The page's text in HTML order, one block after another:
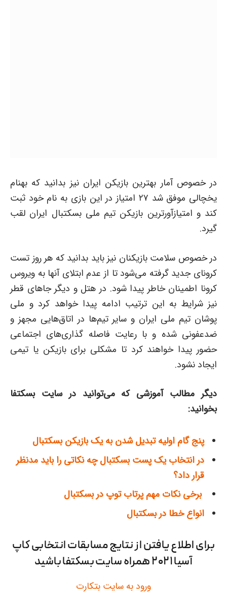
در خصوص آمار بهترین بازیکن ایران نیز بدانید که بهنام
یخچالی موفق شد ۲۷ امتیاز در این بازی به نام خود ثبت
کند و امتیازآورترین بازیکن تیم ملی بسکتبال ایران لقب
گیرد.
در خصوص سلامت بازیکنان نیز باید بدانید که هر روز تست
کرونای جدید گرفته می‌شود تا از عدم ابتلای آنها به ویروس
کرونا اطمینان خاطر پیدا شود. در هتل و دیگر جاهای قطر
نیز شرایط به این ترتیب ادامه پیدا خواهد کرد و ملی
پوشان تیم ملی ایران و سایر تیم‌ها در اتاق‌هایی مجهز و
ضدعفونی شده و با رعایت فاصله گذاری‌های اجتماعی
حضور پیدا خواهند کرد تا مشکلی برای بازیکن یا تیمی
ایجاد نشود.
دیگر مطالب آموزشی که می‌توانید در سایت بسکتفا
بخوانید:
پنج گام اولیه تبدیل شدن به یک بازیکن بسکتبال
در انتخاب یک پست بسکتبال چه نکاتی را باید مدنظر
قرار داد؟
برخی نکات مهم پرتاب‌ توپ در بسکتبال
انواع خطا در بسکتبال
برای اطلاع یافتن از نتایج مسابقات انتخابی کاپ
آسیا ۲۰۲۱ همراه سایت بسکتفا باشید
ورود به سایت بتکارت